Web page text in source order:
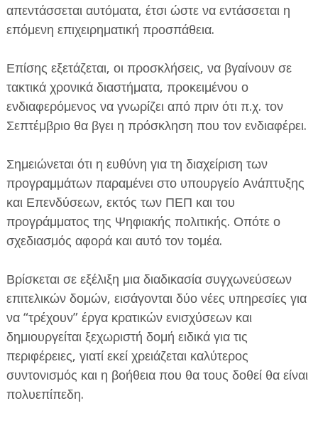
απεντάσσεται αυτόματα, έτσι ώστε να εντάσσεται η
επόμενη επιχειρηματική προσπάθεια.
Επίσης εξετάζεται, οι προσκλήσεις, να βγαίνουν σε
τακτικά χρονικά διαστήματα, προκειμένου ο
ενδιαφερόμενος να γνωρίζει από πριν ότι π.χ. τον
Σεπτέμβριο θα βγει η πρόσκληση που τον ενδιαφέρει.
Σημειώνεται ότι η ευθύνη για τη διαχείριση των
προγραμμάτων παραμένει στο υπουργείο Ανάπτυξης
και Επενδύσεων, εκτός των ΠΕΠ και του
προγράμματος της Ψηφιακής πολιτικής. Οπότε ο
σχεδιασμός αφορά και αυτό τον τομέα.
Βρίσκεται σε εξέλιξη μια διαδικασία συγχωνεύσεων
επιτελικών δομών, εισάγονται δύο νέες υπηρεσίες για
να “τρέχουν” έργα κρατικών ενισχύσεων και
δημιουργείται ξεχωριστή δομή ειδικά για τις
περιφέρειες, γιατί εκεί χρειάζεται καλύτερος
συντονισμός και η βοήθεια που θα τους δοθεί θα είναι
πολυεπίπεδη.